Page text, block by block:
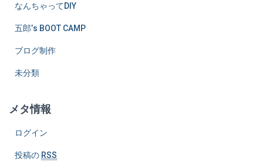
なんちゃってDIY
五郎’s BOOT CAMP
ブログ制作
未分類
メタ情報
ログイン
投稿の RSS